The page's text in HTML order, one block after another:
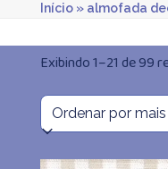
Início» almofada
Exibindo 1–21 de 99